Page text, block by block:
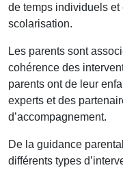
de temps individuels et
scolarisation.
Les parents sont
cohérence des
parents ont de leur
experts et des
d’accompagnement.
De la guidance
différents types